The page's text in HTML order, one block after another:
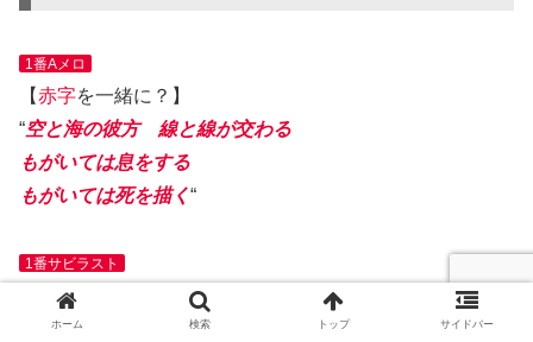
1番Aメロ
【赤字を一緒に？】
“空と海の彼方 線と線が交わる
もがいては息をする
もがいては死を描く“
1番サビラスト
赤字
を一緒に？】
〜 祈った
ホーム 検索 トップ サイドバー